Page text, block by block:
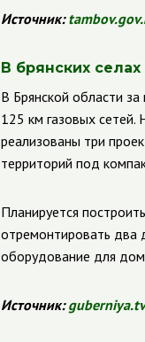
Источник:
В брянских
В Брянской области
125 км газовых
реализованы три
территорий под
Планируется
отремонтировать два
оборудование для
Источник:guberniya.tv